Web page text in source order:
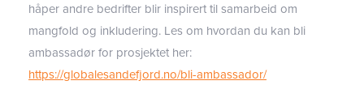
håper andre bedrifter blir inspirert til samarbeid om
mangfold og inkludering. Les om hvordan du kan bli
ambassadør for prosjektet her:
https://globalesandefjord.no/bli-ambassador/